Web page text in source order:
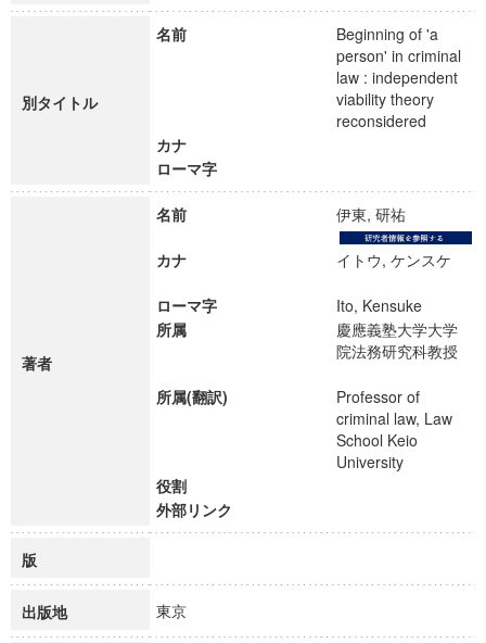
別タイトル
名前
Beginning of 'a
person' in criminal
law : independent
viability theory
reconsidered
カナ
ローマ字
著者
名前 伊東, 研祐
カナ イトウ, ケンスケ
ローマ字
Ito, Kensuke
所属
慶應義塾大学大学
院法務研究科教授
所属(翻訳)
Professor of
criminal law, Law
School Keio
University
役割
外部リンク
版
出版地 東京